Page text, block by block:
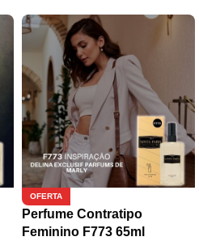
OFERTA
Perfume Contratipo
Feminino F773 65ml